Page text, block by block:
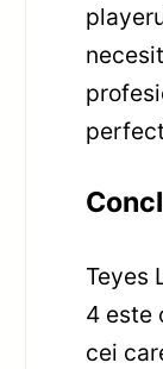
Teyes
4 este
cei